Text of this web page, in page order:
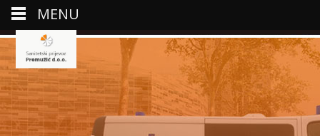
MENU